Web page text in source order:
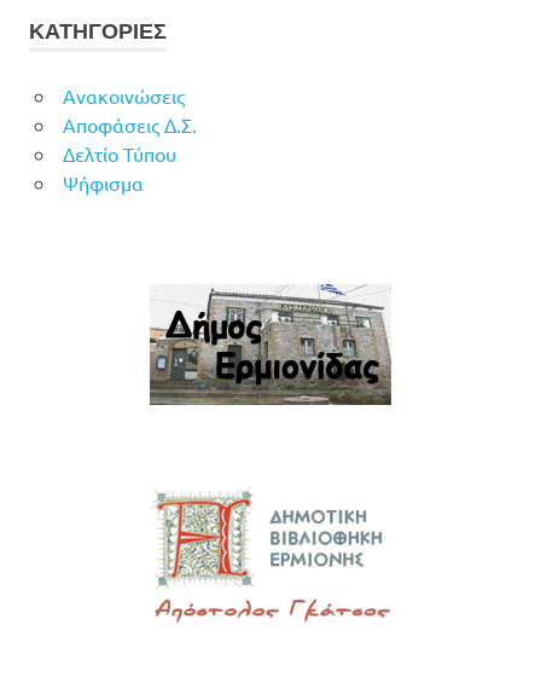
ΚΑΤΗΓΟΡΙΕΣ
Ανακοινώσεις
Αποφάσεις Δ.Σ.
Δελτίο Τύπου
Ψήφισμα